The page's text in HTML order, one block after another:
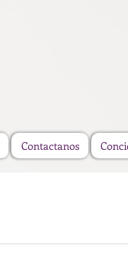
Contactanos